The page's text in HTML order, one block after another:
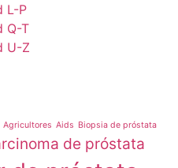
L-P
Q-T
U-Z
Agricultores Aids Biopsia de próstata
de próstata